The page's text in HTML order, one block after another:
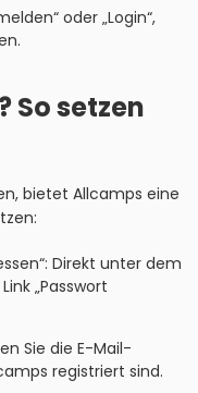
oder „Login“,
So setzen
bietet Allcamps eine
Direkt unter dem
„Passwort
Sie die E-Mail-
registriert sind.